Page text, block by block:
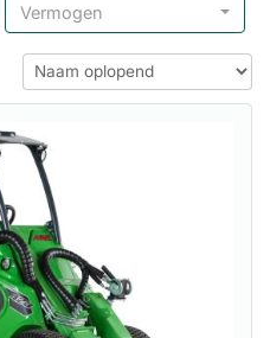
Vermogen